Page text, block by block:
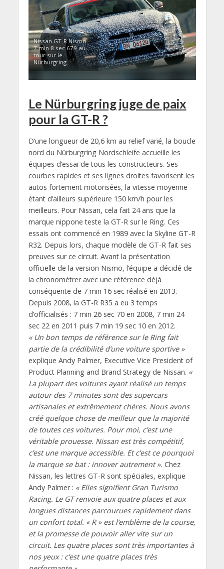
Nissan GT-R Nismo –
7 min 8 sec 679 au
tour sur le
Nürburgring
Le Nürburgring juge de paix
pour la GT-R ?
D’une longueur de 20,6 km au relief varié, la boucle
nord du Nürburgring Nordschleife accueille les
équipes d’essai de tous les constructeurs. Ses
courbes rapides et ses lignes droites favorisent les
autos fortement motorisées, la vitesse moyenne
étant d’ailleurs supérieure 150 km/h pour les
meilleurs. Pour Nissan, cela fait 24 ans que la
marque nippone teste la GT-R sur le Ring. Ces
essais ont commencé en 1989 avec la Skyline GT-R
R32. Depuis lors, chaque modèle de GT-R fait ses
preuves sur ce circuit. Avant la présentation
officielle de la version Nismo, l’équipe a décidé de
la chronométrer avec une référence déjà
conséquente de 7 min 16 sec réalisé en 2013.
Depuis 2008, la GT-R R35 a eu 3 temps
d’officialisés : 7 min 26 sec 70 en 2008, 7 min 24
sec 22 en 2011 puis 7 min 19 sec 10 en 2012.
« Un bon temps de référence sur le Ring fait
partie de la crédibilité d’une voiture sportive »
explique Andy Palmer, Executive Vice President of
Product Planning and Brand Strategy de Nissan. «
La plupart des voitures ayant réalisé un temps
autour des 7 minutes sont des supercars
artisanales et extrêmement chères. Nous avons
créé quelque chose de meilleur que la majorité
de toutes ces voitures. Pour moi, c’est une
véritable prouesse. Nissan est très compétitif,
c’est une marque accessible. Et c’est ce pourquoi
la marque se bat : innover autrement ». Chez
Nissan, les lettres GT-R sont spéciales, explique
Andy Palmer : « Elles signifient Gran Turismo
Racing. Le GT renvoie aux quatre places et aux
longues distances parcourues rapidement dans
un confort total. « R » est l’emblème de la course,
et la promesse de pouvoir aller vite sur un
circuit. Les quatre places sont très importantes à
nos yeux : c’est une quatre places très